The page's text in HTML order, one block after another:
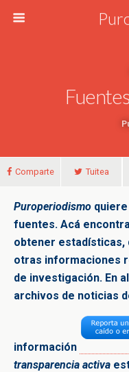
Comparte Tuitea
Puroperiodismo
fuentes. Acá
obtener estadísticas,
otras informaciones
de investigación. En
archivos de noticias
información
transparencia activa